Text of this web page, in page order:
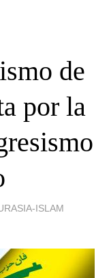
de
por la
ISLAM